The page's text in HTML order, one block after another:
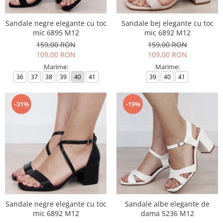
Sandale negre elegante cu toc
mic 6895 M12
159,00 RON
109,00 RON
Marime:
36 37 38 39 40 41
Sandale bej elegante cu toc
mic 6892 M12
159,00 RON
109,00 RON
Marime:
39 40 41
-31%
Sandale negre elegante cu toc
mic 6892 M12
-19%
Sandale albe elegante de
dama 5236 M12